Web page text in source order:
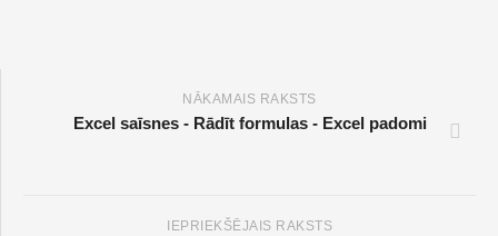
NĀKAMAIS RAKSTS
Excel saīsnes - Rādīt formulas - Excel padomi
IEPRIEKŠĒJAIS RAKSTS